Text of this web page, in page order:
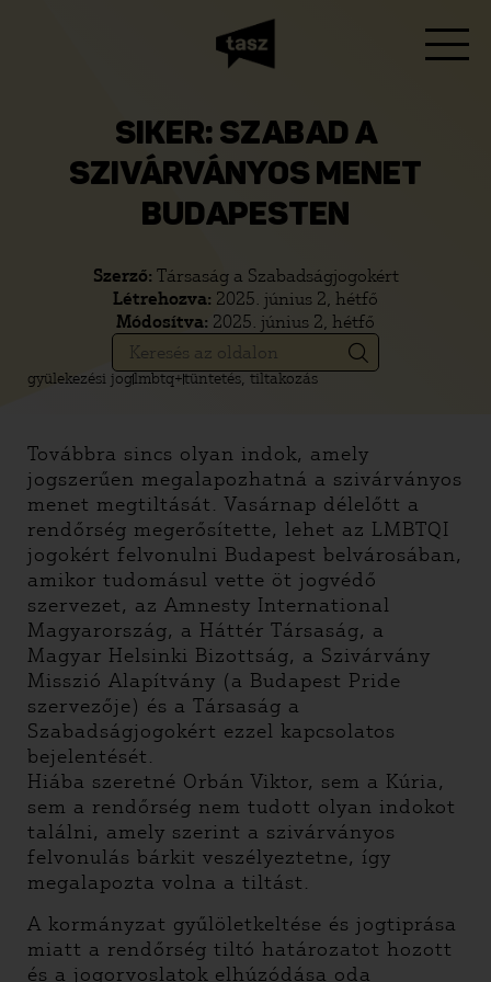
SIKER: SZABAD A
SZIVÁRVÁNYOS MENET
BUDAPESTEN
Szerző: Társaság a Szabadságjogokért
Létrehozva: 2025. június 2, hétfő
Módosítva: 2025. június 2, hétfő
gyülekezési joglmbtq+tüntetés, tiltakozás
Továbbra sincs olyan indok, amely
jogszerűen megalapozhatná a szivárványos
menet megtiltását. Vasárnap délelőtt a
rendőrség megerősítette, lehet az LMBTQI
jogokért felvonulni Budapest belvárosában,
amikor tudomásul vette öt jogvédő
szervezet, az Amnesty International
Magyarország, a Háttér Társaság, a
Magyar Helsinki Bizottság, a Szivárvány
Misszió Alapítvány (a Budapest Pride
szervezője) és a Társaság a
Szabadságjogokért ezzel kapcsolatos
bejelentését.
Hiába szeretné Orbán Viktor, sem a Kúria,
sem a rendőrség nem tudott olyan indokot
találni, amely szerint a szivárványos
felvonulás bárkit veszélyeztetne, így
megalapozta volna a tiltást.
A kormányzat gyűlöletkeltése és jogtiprása
miatt a rendőrség tiltó határozatot hozott
és a jogorvoslatok elhúzódása oda